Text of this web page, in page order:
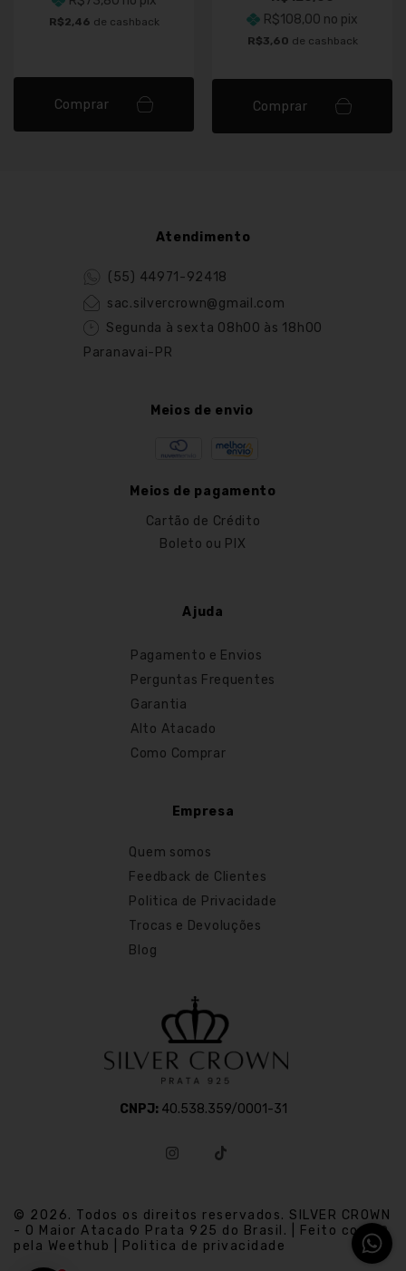
R$2,46 de cashback
Comprar
R$108,00 no pix
R$3,60 de cashback
Comprar
Atendimento
(55) 44971-92418
sac.silvercrown@gmail.com
Segunda à sexta 08h00 às 18h00
Paranavai-PR
Meios de envio
Meios de pagamento
Cartão de Crédito
Boleto ou PIX
Ajuda
Pagamento e Envios
Perguntas Frequentes
Garantia
Alto Atacado
Como Comprar
Empresa
Quem somos
Feedback de Clientes
Politica de Privacidade
Trocas e Devoluções
Blog
CNPJ: 40.538.359/0001-31
© 2026. Todos os direitos reservados. SILVER CROWN
- O Maior Atacado Prata 925 do Brasil. | Feito com
pela Weethub | Politica de privacidade